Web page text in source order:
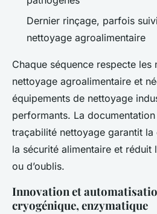
Dernier rinçage, parfois
nettoyage agroalimentaire
Chaque séquence respecte les
nettoyage agroalimentaire et
équipements de nettoyage
performants. La
traçabilité nettoyage garantit
la sécurité alimentaire et réduit
ou d’oublis.
Innovation et
cryogénique, enzymatique